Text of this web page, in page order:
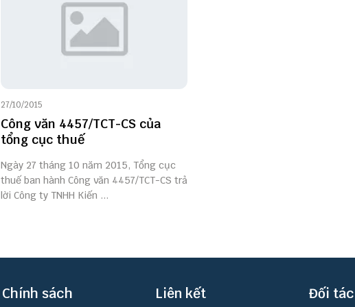
27/10/2015
Công văn 4457/TCT-CS của
tổng cục thuế
Ngày 27 tháng 10 năm 2015, Tổng cục
thuế ban hành Công văn 4457/TCT-CS trả
lời Công ty TNHH Kiến ...
Chính sách Liên kết Đối tác